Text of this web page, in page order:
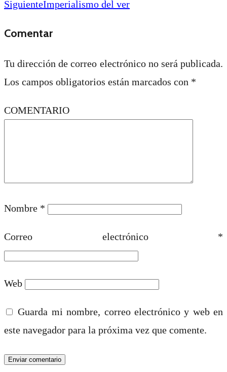
SiguienteImperialismo del ver
Comentar
Tu dirección de correo electrónico no será publicada.
Los campos obligatorios están marcados con *
COMENTARIO
Nombre *
Correo electrónico *
Web
Guarda mi nombre, correo electrónico y web en
este navegador para la próxima vez que comente.